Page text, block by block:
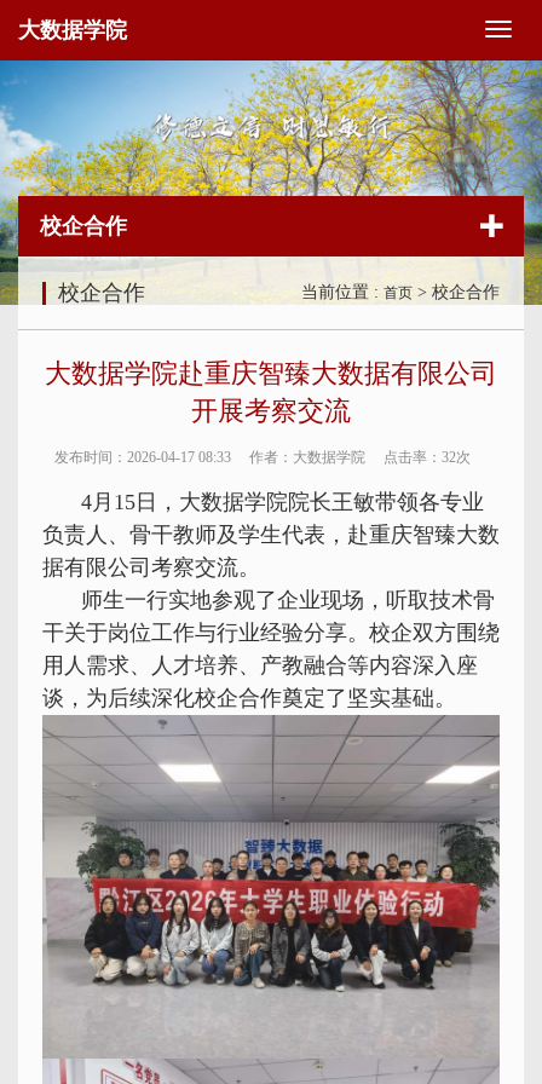
切
导
航
大数据学院
校企合作
校企合作 当前位置 : 首页 > 校企合作
大数据学院赴重庆智臻大数据有限公司
开展考察交流
发布时间：2026-04-17 08:33 作者：大数据学院 点击率： 32次
4月15日，大数据学院院长王敏带领各专业
负责人、骨干教师及学生代表，赴重庆智臻大数
据有限公司考察交流。
师生一行实地参观了企业现场，听取技术骨
干关于岗位工作与行业经验分享。校企双方围绕
用人需求、人才培养、产教融合等内容深入座
谈，为后续深化校企合作奠定了坚实基础。